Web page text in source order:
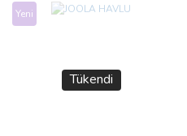
Yeni
Tükendi